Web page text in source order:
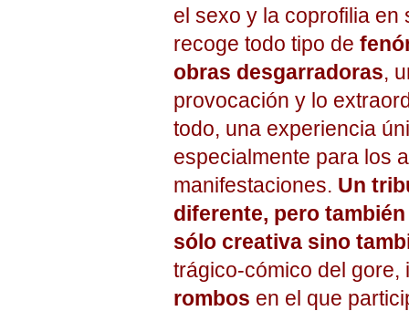
el sexo y la coprofilia en
recoge todo tipo de
obras desgarradoras,
provocación y lo
todo, una experiencia
especialmente para los
manifestaciones. Un
diferente, pero
sólo creativa sino
trágico-cómico del
rombos en el que